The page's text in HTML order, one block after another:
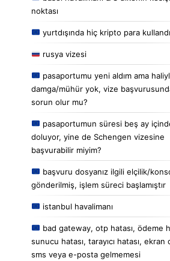
noktası
yurtdışında hiç kripto para
rusya vizesi
pasaportumu yeni aldım ama
damga/mühür yok, vize
sorun olur mu?
pasaportumun süresi beş ay
doluyor, yine de Schengen vizesine
başvurabilir miyim?
başvuru dosyanız ilgili elçilik/
gönderilmiş, işlem süreci başlamıştır
istanbul havalimanı
bad gateway, otp hatası, ödeme
sunucu hatası, tarayıcı hatası, ekran
sms veya e-posta gelmemesi